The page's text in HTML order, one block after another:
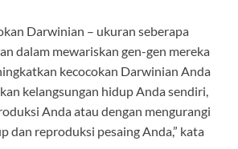
Darwinian – ukuran seberapa
dalam mewariskan gen-gen mereka
kecocokan Darwinian Anda
kelangsungan hidup Anda sendiri,
Anda atau dengan mengurangi
dan reproduksi pesaing Anda,” kata